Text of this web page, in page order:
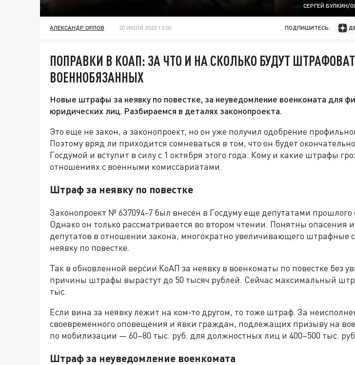
СЕРГЕЙ БУЛКИН/
АЛЕКСАНДР ОРЛОВ 20 ИЮЛЯ 2023 13:00 ПОДПИШИТЕСЬ:
ПОПРАВКИ В КОАП: ЗА ЧТО И НА СКОЛЬКО БУДУТ
ВОЕННОБЯЗАННЫХ
Новые штрафы за неявку по повестке, за неуведомление военкомата для
юридических лиц. Разбираемся в деталях законопроекта.
Это еще не закон, а законопроект, но он уже получил одобрение
Поэтому вряд ли приходится сомневаться в том, что он будет
Госдумой и вступит в силу с 1 октября этого года. Кому и какие штрафы
отношениях с военными комиссариатами.
Штраф за неявку по повестке
Законопроект № 637094-7 был внесен в Госдуму еще депутатами прошлого
Однако он только рассматривается во втором чтении. Понятны опасения
депутатов в отношении закона, многократно увеличивающего штрафные
неявку по повестке.
Так в обновленной версии КоАП за неявку в военкоматы по повестке без
причины штрафы вырастут до 50 тысяч рублей. Сейчас максимальный
тыс.
Если вина за неявку лежит на ком-то другом, то тоже штраф. За
своевременного оповещения и явки граждан, подлежащих призыву на
по мобилизации — 60–80 тыс. руб. для должностных лиц и 400–500 тыс.
Штраф за неуведомление военкомата